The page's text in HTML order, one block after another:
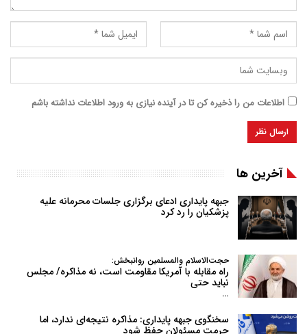
اطلاعات من را ذخیره کن تا در آینده نیازی به ورود اطلاعات نداشته باشم
آخرین ها
جبهه پایداری ادعای برگزاری جلسات محرمانه علیه
پزشکیان را رد کرد
حجت‌الاسلام والمسلمین روانبخش:
راه مقابله با آمریکا مقاومت است، نه مذاکره/ مجلس
نباید حتی
…
سخنگوی جبهه پایداری: مذاکره نتیجه‌ای ندارد، اما
حرمت مسئولان حفظ شود